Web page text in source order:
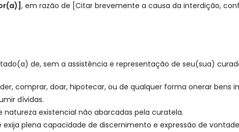
, em razão de [Citar brevemente a causa da interdição,
de, sem a assistência e representação de seu(sua)
comprar, doar, hipotecar, ou de qualquer forma onerar bens
dívidas.
existencial não abarcadas pela curatela.
plena capacidade de discernimento e expressão de